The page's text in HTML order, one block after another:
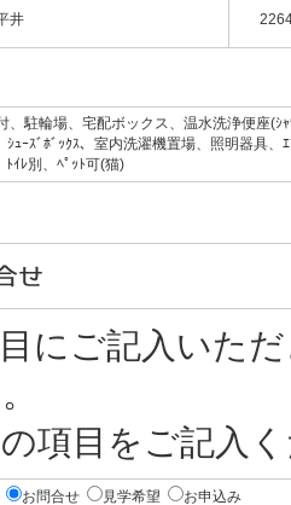
井
、駐輪場、宅配ボックス、温水洗浄便座(ｼ
ｼｭｰｽﾞﾎﾞｯｸｽ、室内洗濯機置場、照明器具
ｲﾚ別、ﾍﾟｯﾄ可(猫)
にご記入いた
項目をご記入
お問合せ 見学希望 お申込み